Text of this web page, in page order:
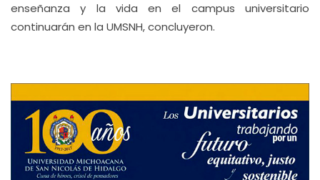
enseñanza y la vida en el campus universitario
continuarán en la UMSNH, concluyeron.